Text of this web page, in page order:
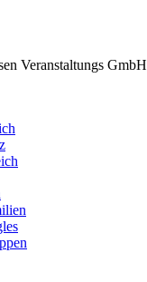
Veranstaltungs GmbH